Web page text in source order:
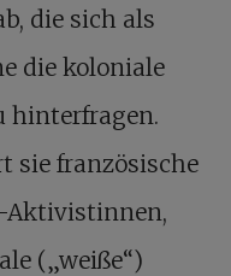
die sich als
die koloniale
hinterfragen.
sie französische
Aktivistinnen,
(„weiße“)